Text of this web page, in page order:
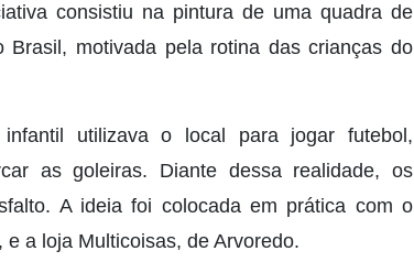
consistiu na pintura de uma quadra de
motivada pela rotina das crianças do
utilizava o local para jogar futebol,
as goleiras. Diante dessa realidade, os
A ideia foi colocada em prática com o
a loja Multicoisas, de Arvoredo.